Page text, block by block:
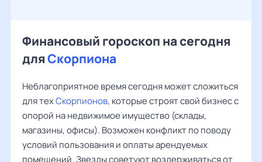
Финансовый гороскоп на сегодня
дляСкорпиона
Неблагоприятное время сегодня может сложиться
для техСкорпионов, которые строят свой бизнес с
опорой на недвижимое имущество (склады,
магазины, офисы). Возможен конфликт по поводу
условий пользования и оплаты арендуемых
помещений. Звезды советуют воздерживаться от